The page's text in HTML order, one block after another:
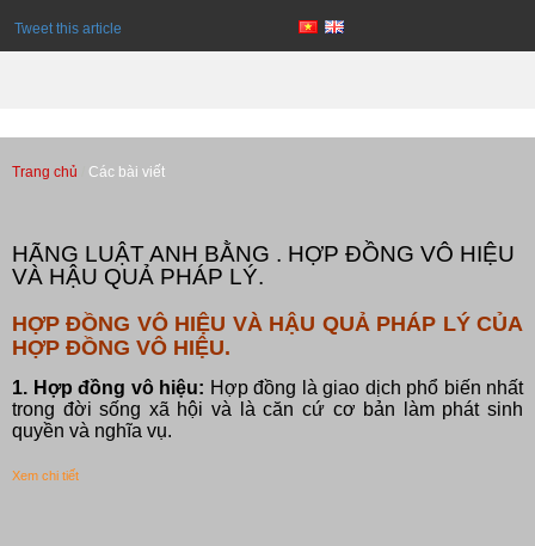
Tweet this article
Trang chủ Các bài viết
HÃNG LUẬT ANH BẰNG . HỢP ĐỒNG VÔ HIỆU
VÀ HẬU QUẢ PHÁP LÝ.
HỢP ĐỒNG VÔ HIỆU VÀ HẬU QUẢ PHÁP LÝ CỦA
HỢP ĐỒNG VÔ HIỆU.
1. Hợp đồng vô hiệu: Hợp đồng là giao dịch phổ biến nhất
trong đời sống xã hội và là căn cứ cơ bản làm phát sinh
quyền và nghĩa vụ.
Xem chi tiết